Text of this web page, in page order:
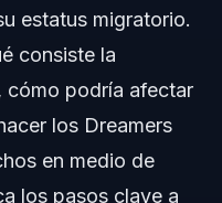
y Cómo
Su Caso
estatus migratorio.
consiste la
cómo podría afectar
los Dreamers
en medio de
los pasos clave a